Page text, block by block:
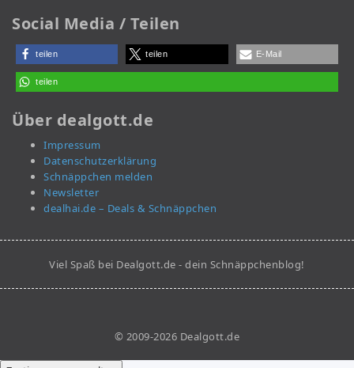
Social Media / Teilen
teilen teilen E-Mail
teilen
Über dealgott.de
Impressum
Datenschutzerklärung
Schnäppchen melden
Newsletter
dealhai.de – Deals & Schnäppchen
Viel Spaß bei Dealgott.de - dein Schnäppchenblog!
© 2009-2026 Dealgott.de